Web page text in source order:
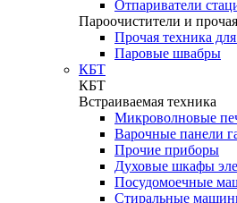
Отпариватели
Пароочистители и
Прочая техника
Паровые швабры
КБТ
КБТ
Встраиваемая техника
Микроволновые
Варочные панели
Прочие приборы
Духовые шкафы
Посудомоечные
Стиральные